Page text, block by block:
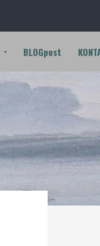
BLOGpost